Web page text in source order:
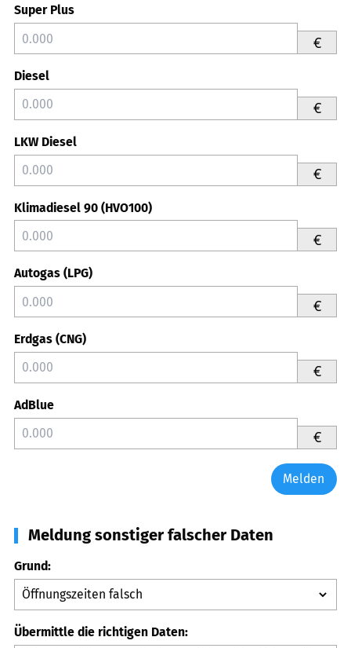
Super Plus
€
Diesel
€
LKW Diesel
€
Klimadiesel 90 (HVO100)
€
Autogas (LPG)
€
Erdgas (CNG)
€
AdBlue
€
Melden
Meldung sonstiger falscher Daten
Grund:
Übermittle die richtigen Daten: